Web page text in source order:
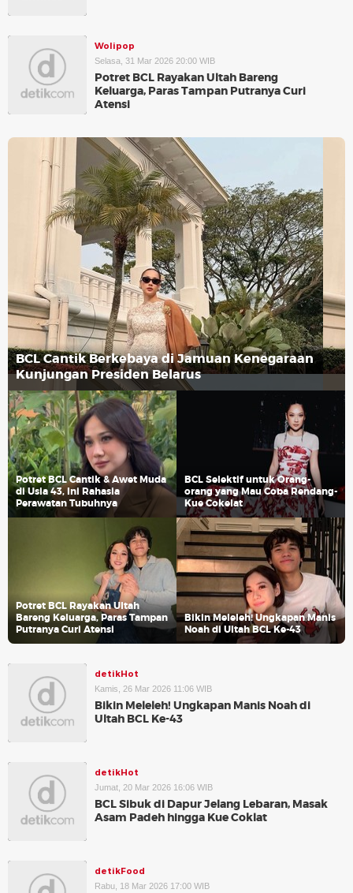
Wolipop
Selasa, 31 Mar 2026 20:00 WIB
Potret BCL Rayakan Ultah Bareng
Keluarga, Paras Tampan Putranya Curi
Atensi
BCL Cantik Berkebaya di Jamuan Kenegaraan
Kunjungan Presiden Belarus
Potret BCL Cantik & Awet Muda
di Usia 43, Ini Rahasia
Perawatan Tubuhnya
BCL Selektif untuk Orang-
orang yang Mau Coba Rendang-
Kue Cokelat
Potret BCL Rayakan Ultah
Bareng Keluarga, Paras Tampan
Putranya Curi Atensi
Bikin Meleleh! Ungkapan Manis
Noah di Ultah BCL Ke-43
detikHot
Kamis, 26 Mar 2026 11:06 WIB
Bikin Meleleh! Ungkapan Manis Noah di
Ultah BCL Ke-43
detikHot
Jumat, 20 Mar 2026 16:06 WIB
BCL Sibuk di Dapur Jelang Lebaran, Masak
Asam Padeh hingga Kue Coklat
detikFood
Rabu, 18 Mar 2026 17:00 WIB